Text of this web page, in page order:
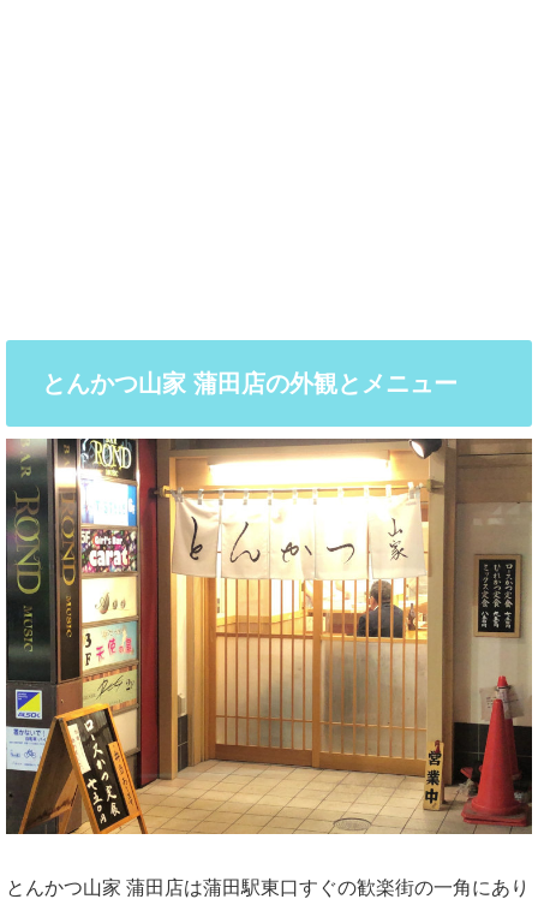
とんかつ山家 蒲田店の外観とメニュー
とんかつ山家 蒲田店は蒲田駅東口すぐの歓楽街の一角にあり